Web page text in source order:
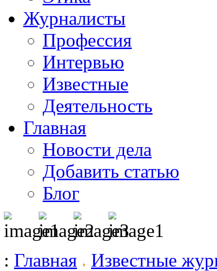
Журналисты
Профессия
Интервью
Известные
Деятельность
Главная
Новости дела
Добавить статью
Блог
: Главная
Известные